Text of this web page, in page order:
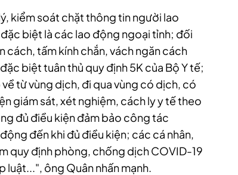
kiểm soát chặt thông tin người lao
biệt là các lao động ngoại tỉnh; đối
cách, tấm kính chắn, vách ngăn cách
biệt tuân thủ quy định 5K của Bộ Y tế;
từ vùng dịch, đi qua vùng có dịch, có
giám sát, xét nghiệm, cách ly y tế theo
đủ điều kiện đảm bảo công tác
đến khi đủ điều kiện; các cá nhân,
quy định phòng, chống dịch COVID-19
luật...", ông Quân nhấn mạnh.